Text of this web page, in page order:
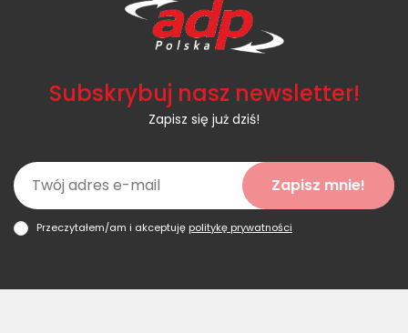
Subskrybuj nasz newsletter!
Zapisz się już dziś!
Zapisz mnie!
Przeczytałem/am i akceptuję politykę prywatności